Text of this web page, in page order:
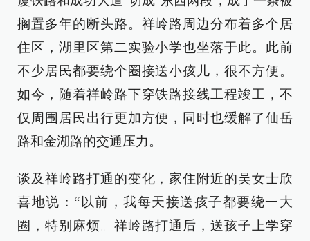
搁置多年的断头路。祥岭路周边分布着多个居
住区，湖里区第二实验小学也坐落于此。此前
不少居民都要绕个圈接送小孩儿，很不方便。
如今，随着祥岭路下穿铁路接线工程竣工，不
仅周围居民出行更加方便，同时也缓解了仙岳
路和金湖路的交通压力。
谈及祥岭路打通的变化，家住附近的吴女士欣
喜地说：“以前，我每天接送孩子都要绕一大
圈，特别麻烦。祥岭路打通后，送孩子上学穿